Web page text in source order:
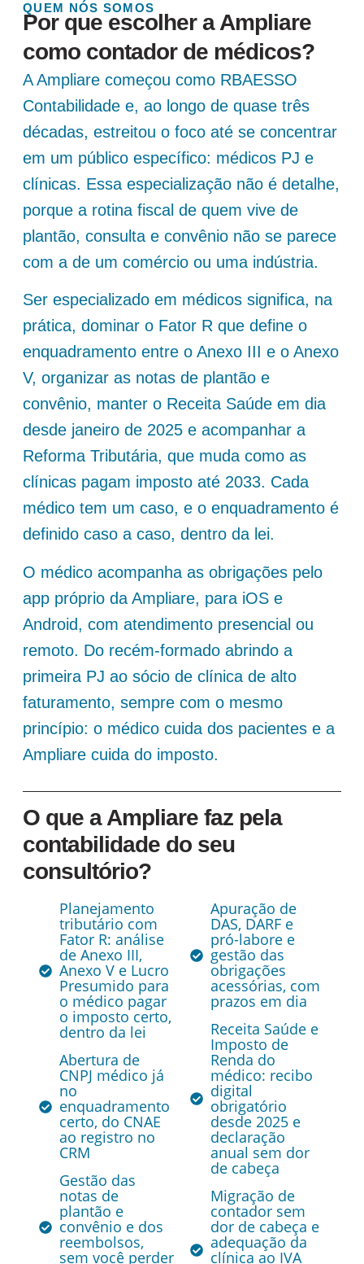
QUEM NÓS SOMOS
Por que escolher a Ampliare
como contador de médicos?
A Ampliare começou como RBAESSO
Contabilidade e, ao longo de quase três
décadas, estreitou o foco até se concentrar
em um público específico: médicos PJ e
clínicas. Essa especialização não é detalhe,
porque a rotina fiscal de quem vive de
plantão, consulta e convênio não se parece
com a de um comércio ou uma indústria.
Ser especializado em médicos significa, na
prática, dominar o Fator R que define o
enquadramento entre o Anexo III e o Anexo
V, organizar as notas de plantão e
convênio, manter o Receita Saúde em dia
desde janeiro de 2025 e acompanhar a
Reforma Tributária, que muda como as
clínicas pagam imposto até 2033. Cada
médico tem um caso, e o enquadramento é
definido caso a caso, dentro da lei.
O médico acompanha as obrigações pelo
app próprio da Ampliare, para iOS e
Android, com atendimento presencial ou
remoto. Do recém-formado abrindo a
primeira PJ ao sócio de clínica de alto
faturamento, sempre com o mesmo
princípio: o médico cuida dos pacientes e a
Ampliare cuida do imposto.
O que a Ampliare faz pela
contabilidade do seu
consultório?
Planejamento
tributário com
Fator R: análise
de Anexo III,
Anexo V e Lucro
Presumido para
o médico pagar
o imposto certo,
dentro da lei
Abertura de
CNPJ médico já
no
enquadramento
certo, do CNAE
ao registro no
CRM
Gestão das
notas de
plantão e
convênio e dos
reembolsos,
sem você perder
Apuração de
DAS, DARF e
pró-labore e
gestão das
obrigações
acessórias, com
prazos em dia
Receita Saúde e
Imposto de
Renda do
médico: recibo
digital
obrigatório
desde 2025 e
declaração
anual sem dor
de cabeça
Migração de
contador sem
dor de cabeça e
adequação da
clínica ao IVA